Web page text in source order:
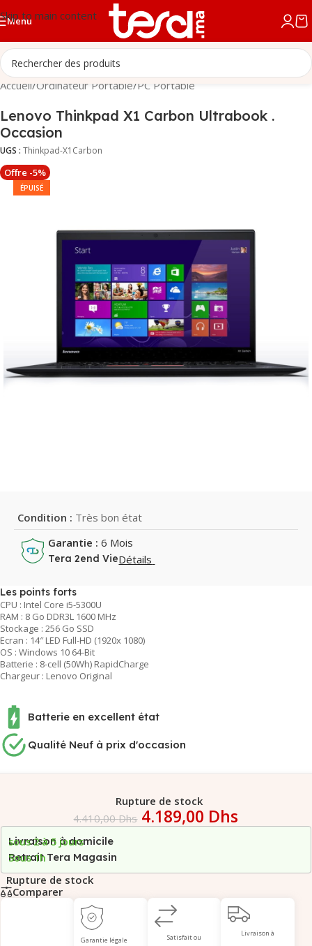
Skip to main content
Menu
Accueil/Ordinateur Portable/PC Portable
Lenovo Thinkpad X1 Carbon Ultrabook .
Occasion
UGS : Thinkpad-X1Carbon
Offre -5%
ÉPUISÉ
Condition : Très bon état
Garantie : 6 Mois
Tera 2end VieDétails
Les points forts
CPU : Intel Core i5-5300U
RAM : 8 Go DDR3L 1600 MHz
Stockage : 256 Go SSD
Ecran : 14″ LED Full-HD (1920x 1080)
OS : Windows 10 64-Bit
Batterie : 8-cell (50Wh) RapidCharge
Chargeur : Lenovo Original
Batterie en excellent état
Qualité Neuf à prix d'occasion
Rupture de stock
4.410,00Dhs 4.189,00 Dhs
Livraison à domicile
sous 2 à 5 jours
Retrait Tera Magasin
Sous 1h
Rupture de stock
Comparer
Garantie légale
Satisfait ou
Livraison à